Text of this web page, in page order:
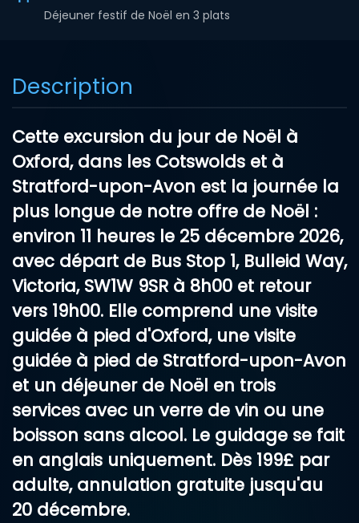
Déjeuner festif de Noël en 3 plats
Description
Cette excursion du jour de Noël à
Oxford, dans les Cotswolds et à
Stratford-upon-Avon est la journée la
plus longue de notre offre de Noël :
environ 11 heures le 25 décembre 2026,
avec départ de Bus Stop 1, Bulleid Way,
Victoria, SW1W 9SRà 8h00 et retour
vers 19h00. Elle comprend une visite
guidée à pied d'Oxford, une visite
guidée à pied de Stratford-upon-Avon
et un déjeuner de Noël en trois
services avec un verre de vin ou une
boisson sans alcool. Le guidage se fait
en anglais uniquement. Dès 199£ par
adulte, annulation gratuite jusqu'au
20 décembre.